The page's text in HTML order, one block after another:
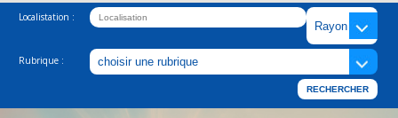
Localistation :
Rubrique :